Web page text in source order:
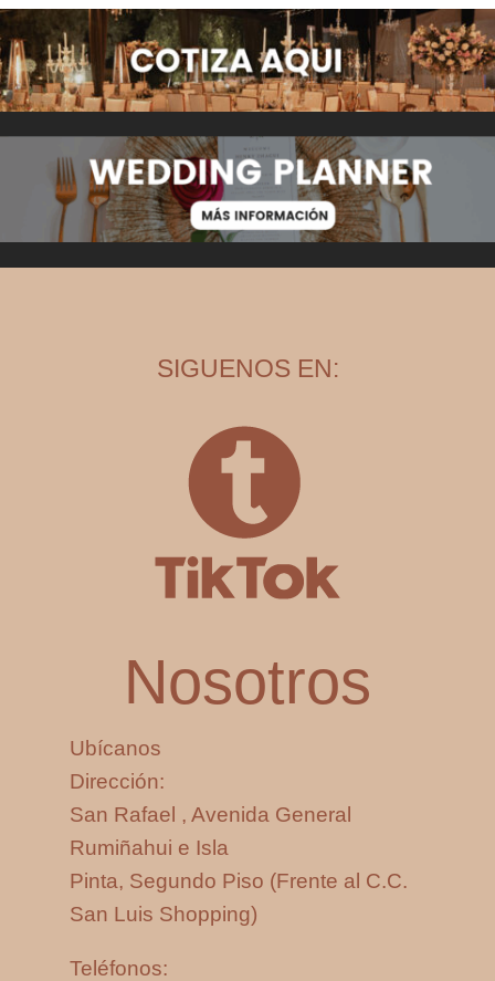
SIGUENOS EN:
Nosotros
Ubícanos
Dirección:
San Rafael , Avenida General
Rumiñahui e Isla
Pinta, Segundo Piso (Frente al C.C.
San Luis Shopping)
Teléfonos: